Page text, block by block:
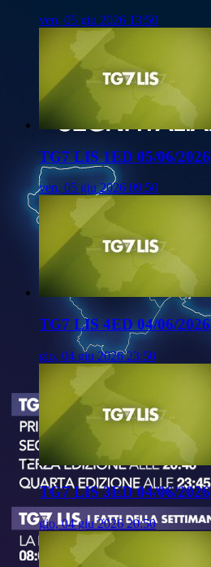
ven, 05 giu 2026 13:50
TG7 LIS 1ED 05/06/2026
ven, 05 giu 2026 09:50
TG7 LIS 4ED 04/06/2026
gio, 04 giu 2026 23:50
TG7 LIS 3ED 04/06/2026
gio, 04 giu 2026 20:50